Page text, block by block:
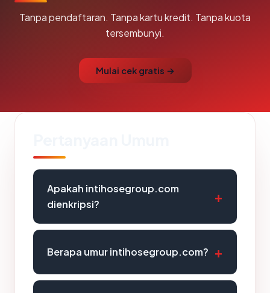
Tanpa pendaftaran. Tanpa kartu kredit. Tanpa kuota
tersembunyi.
Mulai cek gratis →
Apakah intihosegroup.com
dienkripsi?
Berapa umur intihosegroup.com?